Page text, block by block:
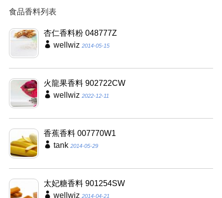
食品香料列表
杏仁香料粉 048777Z
wellwiz 2014-05-15
火龍果香料 902722CW
wellwiz 2022-12-11
香蕉香料 007770W1
tank 2014-05-29
太妃糖香料 901254SW
wellwiz 2014-04-21